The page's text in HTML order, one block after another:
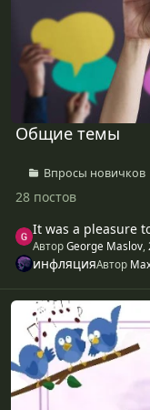
Общие темы
Впросы новичков
28 постов
It was a pleasure
АвторGeorge Maslov,
инфляцияАвтор
Болталка